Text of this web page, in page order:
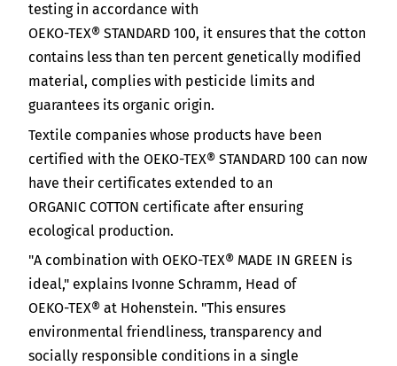
testing in accordance with
OEKO-TEX® STANDARD 100, it ensures that the cotton
contains less than ten percent genetically modified
material, complies with pesticide limits and
guarantees its organic origin.
Textile companies whose products have been
certified with the OEKO-TEX® STANDARD 100 can now
have their certificates extended to an
ORGANIC COTTON certificate after ensuring
ecological production.
"A combination with OEKO-TEX® MADE IN GREEN is
ideal," explains Ivonne Schramm, Head of
OEKO-TEX® at Hohenstein. "This ensures
environmental friendliness, transparency and
socially responsible conditions in a single